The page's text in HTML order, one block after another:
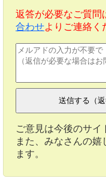
返答が必要なご質問
合わせよりご連絡く
ご意見は今後のサイ
また、みなさんの
ます。